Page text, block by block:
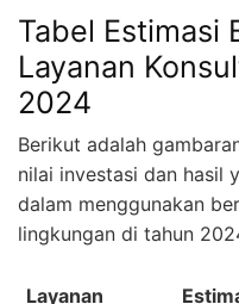
Tabel Estimasi
Layanan
2024
Berikut adalah
nilai investasi dan hasil
dalam menggunakan
lingkungan di tahun
Layanan